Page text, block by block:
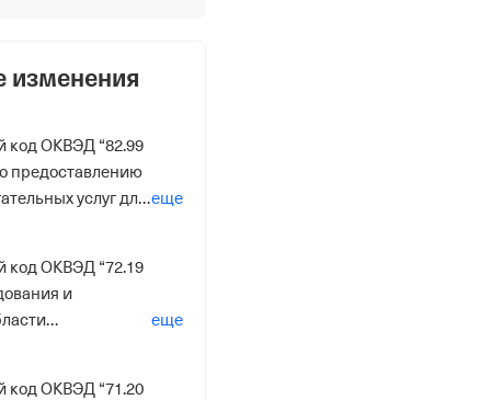
изменения
код ОКВЭД “82.99
предоставлению
услуг для еще
код ОКВЭД “72.19
и
еще
код ОКВЭД “71.20